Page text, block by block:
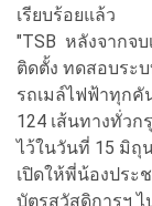
เรียบร้อยแล้ว
"TSB หลังจากจบ
ติดตั้ง ทดสอบระ
รถเมล์ไฟฟ้าทุกคั
124 เส้นทางทั่ว
ไว้ในวันที่ 15 มิถุ
เปิดให้พี่น้องประ
บัตรสวัสดิการฯ ไ